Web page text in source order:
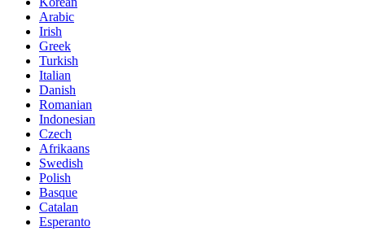
Arabic
Irish
Greek
Turkish
Italian
Danish
Romanian
Indonesian
Czech
Afrikaans
Swedish
Polish
Basque
Catalan
Esperanto